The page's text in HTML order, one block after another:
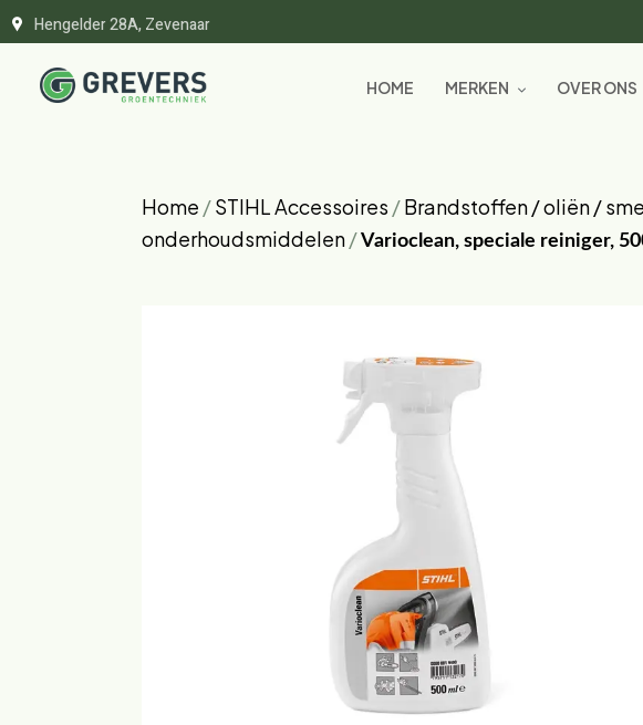
Hengelder 28A, Zevenaar
HOME MERKEN OVER ONS
Home /STIHL Accessoires /Brandstoffen / oliën /
onderhoudsmiddelen/Varioclean, speciale reiniger,